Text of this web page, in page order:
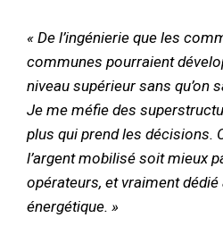
« De l’ingénierie que les
communes pourraient
niveau supérieur sans qu’on
Je me méfie des
plus qui prend les décisions.
l’argent mobilisé soit mieux
opérateurs, et vraiment
énergétique. »